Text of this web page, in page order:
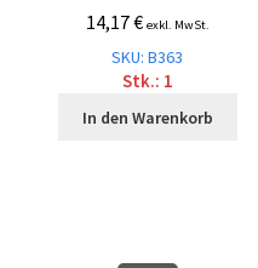
14,17€ exkl. MwSt.
SKU: B363
Stk.: 1
In den Warenkorb